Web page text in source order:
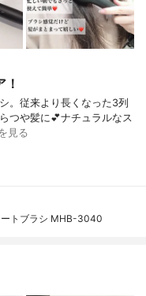
。従来より長くなった3列
つや髪に💕ナチュラルなス
見る
ートブラシ MHB-3040